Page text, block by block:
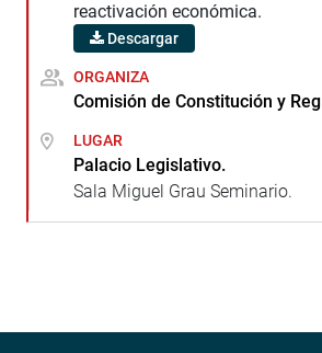
reactivación económica.
Descargar
ORGANIZA
Comisión de Constitución y
LUGAR
Palacio Legislativo.
Sala Miguel Grau Seminario.